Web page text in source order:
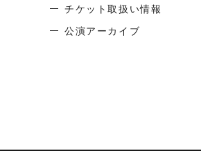
チケット取扱い情報
公演アーカイブ